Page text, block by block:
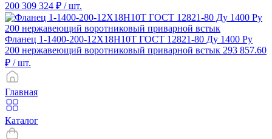
200 309 324 ₽ / шт.
Фланец 1-1400-200-12Х18Н10Т ГОСТ 12821-80 Ду 1400 Ру
200 нержавеющий воротниковый приварной встык 293 857.60
₽ / шт.
Главная
Каталог